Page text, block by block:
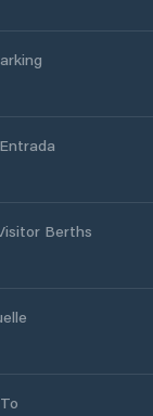
Berths